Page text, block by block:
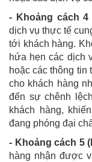
- Khoảng cách 4
dịch vụ thực tế
tới khách hàng.
hứa hẹn các dịch
hoặc các thông tin
cho khách hàng
đến sự chênh
khách hàng,
đang phóng đại
- Khoảng cách 5
hàng nhận được